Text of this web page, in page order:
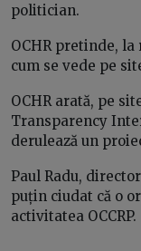
politician.
OCHR pretinde,
cum se vede pe
OCHR arată, pe
Transparency
derulează un
Paul Radu,
puțin ciudat că o
activitatea OCCRP.